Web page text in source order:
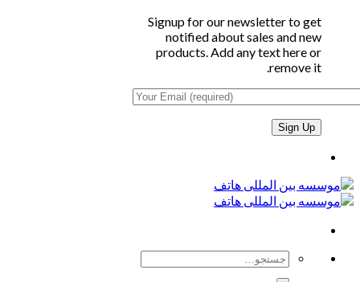
Signup for our newsletter to get
notified about sales and new
products. Add any text here or
remove it.
جستجو